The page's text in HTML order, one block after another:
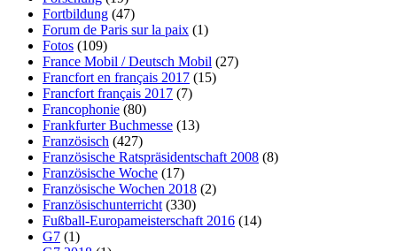
Fortbildung (47)
Forum de Paris sur la paix (1)
Fotos (109)
France Mobil / Deutsch Mobil (27)
Francfort en français 2017 (15)
Francfort français 2017 (7)
Francophonie (80)
Frankfurter Buchmesse (13)
Französisch (427)
Französische Ratspräsidentschaft 2008 (8)
Französische Woche (17)
Französische Wochen 2018 (2)
Französischunterricht (330)
Fußball-Europameisterschaft 2016 (14)
G7 (1)